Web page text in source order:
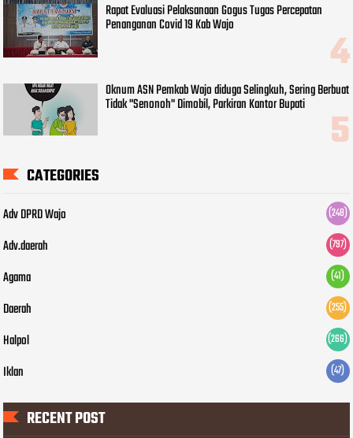
Rapat Evaluasi Pelaksanaan Gogus Tugas Percepatan
Penanganan Covid 19 Kab Wajo
Oknum ASN Pemkab Wajo diduga Selingkuh, Sering Berbuat
Tidak "Senonoh" Dimobil, Parkiran Kantor Bupati
CATEGORIES
Adv DPRD Wajo (248)
Adv.daerah (797)
Agama (41)
Daerah (255)
Halpol (266)
Iklan (47)
RECENT POST